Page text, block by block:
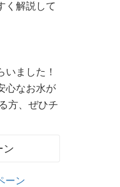
く解説して
ました！
心なお水が
方、ぜひチ
ン